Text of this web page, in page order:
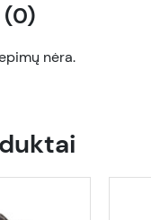
(0)
nėra.